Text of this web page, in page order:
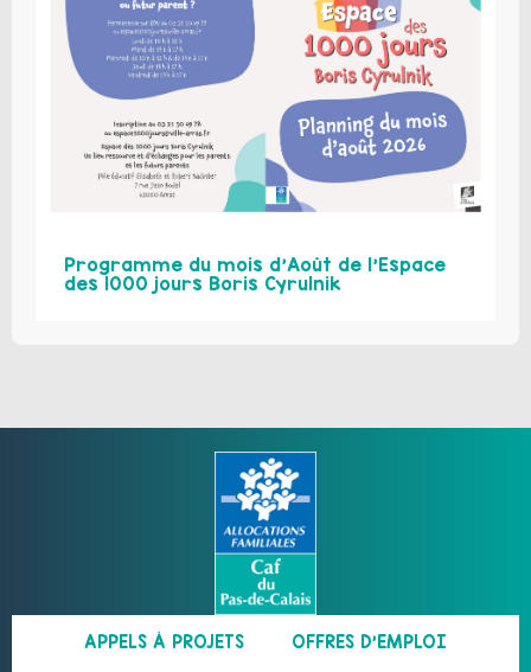
Programme du mois d’Août de l’Espace
des 1000 jours Boris Cyrulnik
APPELS À PROJETS OFFRES D’EMPLOI